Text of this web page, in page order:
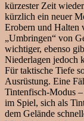
kürzester Zeit
kürzlich ein neuer
Erobern und Halten
„Umbringen“ von
wichtiger, ebenso
Niederlagen jedoch
Für taktische Tiefe
Ausrüstung. Eine
Tintenfisch-Modus –
im Spiel, sich als
dem Gelände